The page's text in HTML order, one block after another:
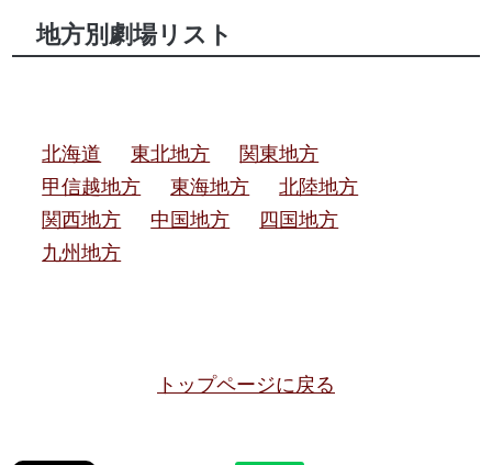
地方別劇場リスト
北海道 東北地方
関東地方
甲信越地方
東海地方
北陸地方
関西地方
中国地方
四国地方
九州地方
トップページに戻る